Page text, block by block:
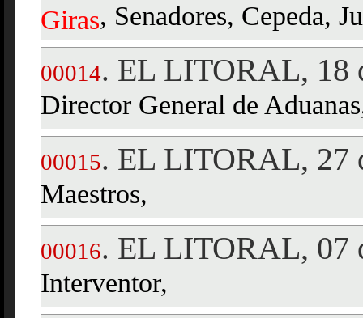
Giras, Senadores, Cepeda,
00014. EL LITORAL, 18
Director General de
00015. EL LITORAL, 27
Maestros,
00016. EL LITORAL, 07
Interventor,